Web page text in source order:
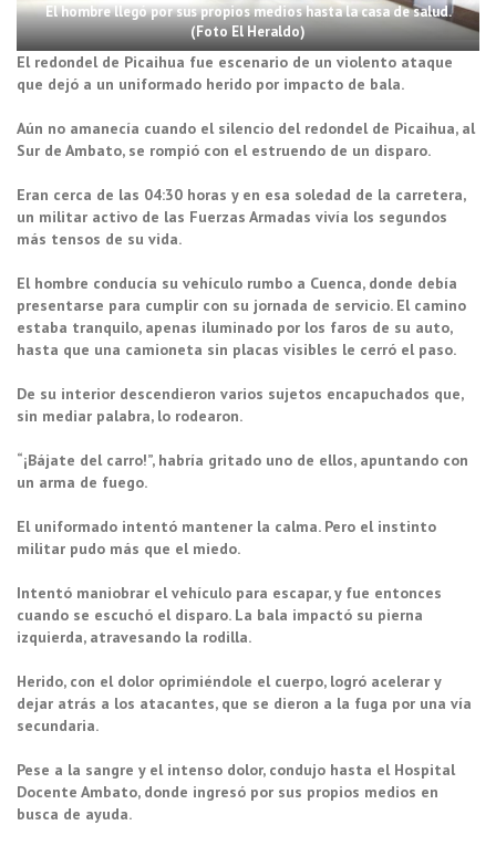
El hombre llegó por sus propios medios hasta la casa de salud.
(Foto El Heraldo)
El redondel de Picaihua fue escenario de un violento ataque
que dejó a un uniformado herido por impacto de bala.
Aún no amanecía cuando el silencio del redondel de Picaihua, al
Sur de Ambato, se rompió con el estruendo de un disparo.
Eran cerca de las 04:30 horas y en esa soledad de la carretera,
un militar activo de las Fuerzas Armadas vivía los segundos
más tensos de su vida.
El hombre conducía su vehículo rumbo a Cuenca, donde debía
presentarse para cumplir con su jornada de servicio. El camino
estaba tranquilo, apenas iluminado por los faros de su auto,
hasta que una camioneta sin placas visibles le cerró el paso.
De su interior descendieron varios sujetos encapuchados que,
sin mediar palabra, lo rodearon.
“¡Bájate del carro!”, habría gritado uno de ellos, apuntando con
un arma de fuego.
El uniformado intentó mantener la calma. Pero el instinto
militar pudo más que el miedo.
Intentó maniobrar el vehículo para escapar, y fue entonces
cuando se escuchó el disparo. La bala impactó su pierna
izquierda, atravesando la rodilla.
Herido, con el dolor oprimiéndole el cuerpo, logró acelerar y
dejar atrás a los atacantes, que se dieron a la fuga por una vía
secundaria.
Pese a la sangre y el intenso dolor, condujo hasta el Hospital
Docente Ambato, donde ingresó por sus propios medios en
busca de ayuda.